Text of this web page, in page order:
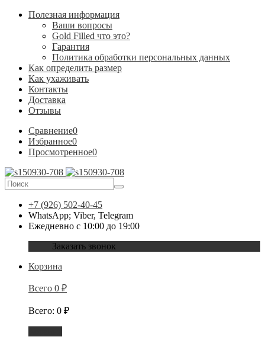
Полезная информация
Ваши вопросы
Gold Filled что это?
Гарантия
Политика обработки персональных данных
Как определить размер
Как ухаживать
Контакты
Доставка
Отзывы
Сравнение0
Избранное0
Просмотренное0
+7 (926) 502-40-45
WhatsApp; Viber, Telegram
Ежедневно с 10:00 до 19:00
Заказать звонок
Корзина
Всего 0 ₽
Всего: 0 ₽